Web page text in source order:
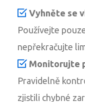
Vyhněte se
Používejte
nepřekračujte
Monitorujte
Pravidelně
zjistili chybné